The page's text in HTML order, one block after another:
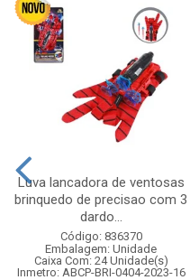
Luva lancadora de ventosas
brinquedo de precisao com 3
dardo...
Código: 836370
Embalagem: Unidade
Caixa Com: 24 Unidade(s)
Inmetro: ABCP-BRI-0404-2023-16